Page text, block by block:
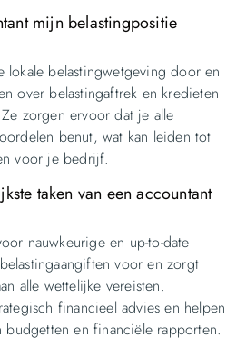
mijn belastingpositie
lokale belastingwetgeving door en
over belastingaftrek en kredieten
zorgen ervoor dat je alle
benut, wat kan leiden tot
voor je bedrijf.
taken van een accountant
nauwkeurige en up-to-date
voor en zorgt
alle wettelijke vereisten.
financieel advies en helpen
en financiële rapporten.